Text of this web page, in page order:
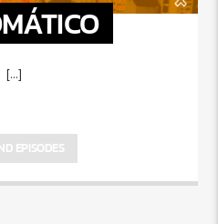
[...]
EPISODES